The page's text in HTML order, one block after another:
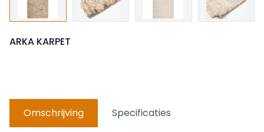
ARKA KARPET
Omschrijving
Specificaties